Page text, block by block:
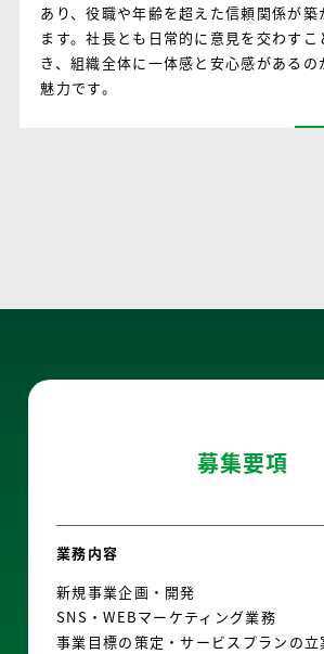
あり、役職や年齢を超えた信頼関係が築
ます。社長とも日常的に意見を交わすこ
き、組織全体に一体感と安心感があるの
魅力です。
募集要項
業務内容
新規事業企画・開発
SNS・WEBマーケティング業務
事業目標の策定・サービスプランの立